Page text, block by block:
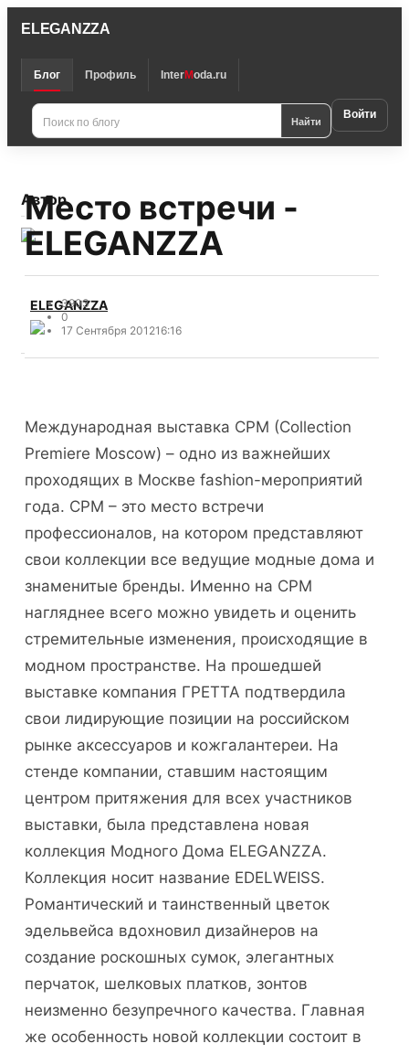
ELEGANZZA
Блог Профиль InterModa.ru
Найти Войти
Автор
ELEGANZZA
Место встречи -
ELEGANZZA
3903
0
17 Сентября 201216:16
Международная выставка CPM (Collection
Premiere Moscow) – одно из важнейших
проходящих в Москве fashion-мероприятий
года. CPM – это место встречи
профессионалов, на котором представляют
свои коллекции все ведущие модные дома и
знаменитые бренды. Именно на CPM
нагляднее всего можно увидеть и оценить
стремительные изменения, происходящие в
модном пространстве. На прошедшей
выставке компания ГРЕТТА подтвердила
свои лидирующие позиции на российском
рынке аксессуаров и кожгалантереи. На
стенде компании, ставшим настоящим
центром притяжения для всех участников
выставки, была представлена новая
коллекция Модного Дома ELEGANZZA.
Коллекция носит название EDELWEISS.
Романтический и таинственный цветок
эдельвейса вдохновил дизайнеров на
создание роскошных сумок, элегантных
перчаток, шелковых платков, зонтов
неизменно безупречного качества. Главная
же особенность новой коллекции состоит в